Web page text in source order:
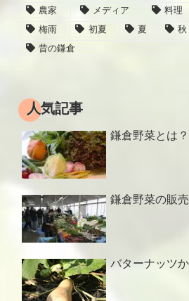
料理
初夏 夏 秋
農家
梅雨
メディア
昔の鎌倉
人気記事
鎌倉野菜とは？
鎌倉野菜の販
バターナッツ